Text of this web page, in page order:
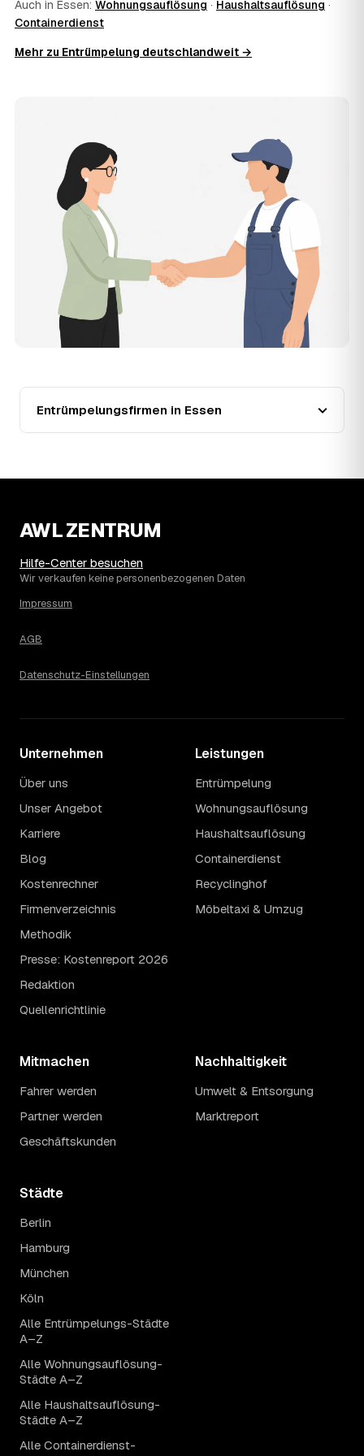
11
Was kostet die Anfrage über AWL Zentrum?
Zentrum ist Vermittler: Sie schildern einmal, was raus
Für eine durchschnittliche Wohnung mit rund 65 m² liegen
die Kosten in Essen bei etwa 1.840 €, das entspricht im
Schnitt rund 33,8 € je Quadratmeter. Zugänglichkeit
(Etage, Aufzug), Menge und Sperrmüllanteil verschieben
den Preis nach oben oder unten — den genauen
Festpreis nennt Ihnen der Entrümpler nach kurzer
Beschreibung.
Werden Entrümpelungen in Essen in Zukunft
teurer?
Seit 2023 verlief die Preisentwicklung in Essen stabil (±0
%), mit dem bisherigen Höchststand im Jahr 2023. Eine
Prognose lässt sich daraus nicht ableiten, aber die Daten
Preisniveau als Festpreis — unabhängig davon, wie sich
Warum schwankt der Preis zwischen 620 und
2.860 € in Essen?
Auch anrechenbare Wertgegenstände oder ein hoher
Sondermüllanteil verschieben den Endpreis. Den genauen
Betrag für Ihren Fall erfahren Sie erst nach einer kurzen,
kostenlosen Einschätzung.
Auch in Essen: Wohnungsauflösung · Haushaltsauflösung ·
Containerdienst
Mehr zu Entrümpelung deutschlandweit →
Entrümpelungsfirmen in Essen
AWL ZENTRUM
Hilfe-Center besuchen
Wir verkaufen keine personenbezogenen Daten
Impressum
AGB
Datenschutz-Einstellungen
Unternehmen
Über uns
Unser Angebot
Karriere
Blog
Kostenrechner
Firmenverzeichnis
Methodik
Presse: Kostenreport 2026
Redaktion
Quellenrichtlinie
Leistungen
Entrümpelung
Wohnungsauflösung
Haushaltsauflösung
Containerdienst
Recyclinghof
Möbeltaxi & Umzug
Mitmachen
Fahrer werden
Partner werden
Geschäftskunden
Nachhaltigkeit
Umwelt & Entsorgung
Marktreport
Städte
Berlin
Hamburg
München
Köln
Alle Entrümpelungs-Städte
A–Z
Alle Wohnungsauflösung-
Städte A–Z
Alle Haushaltsauflösung-
Städte A–Z
Alle Containerdienst-